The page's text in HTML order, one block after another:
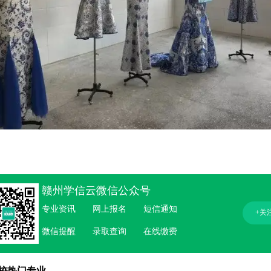
赣州学信云微信公众号
专业资讯 网上报名 短信通知
微信提醒 录取查询 在线缴费
+关